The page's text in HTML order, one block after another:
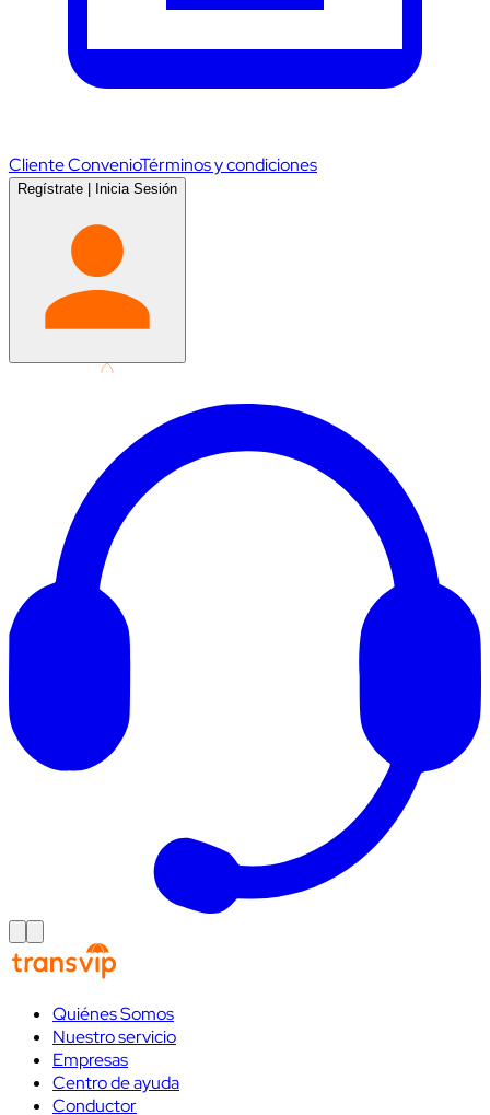
Cliente ConvenioTérminos y condiciones
Regístrate | Inicia Sesión
Quiénes Somos
Nuestro servicio
Empresas
Centro de ayuda
Conductor